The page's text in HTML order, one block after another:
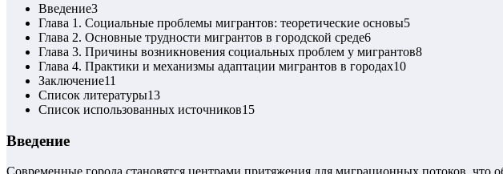
Введение3
Глава 1. Социальные проблемы мигрантов: теоретические основы5
Глава 2. Основные трудности мигрантов в городской среде6
Глава 3. Причины возникновения социальных проблем у мигрантов8
Глава 4. Практики и механизмы адаптации мигрантов в городах10
Заключение11
Список литературы13
Список использованных источников15
Введение